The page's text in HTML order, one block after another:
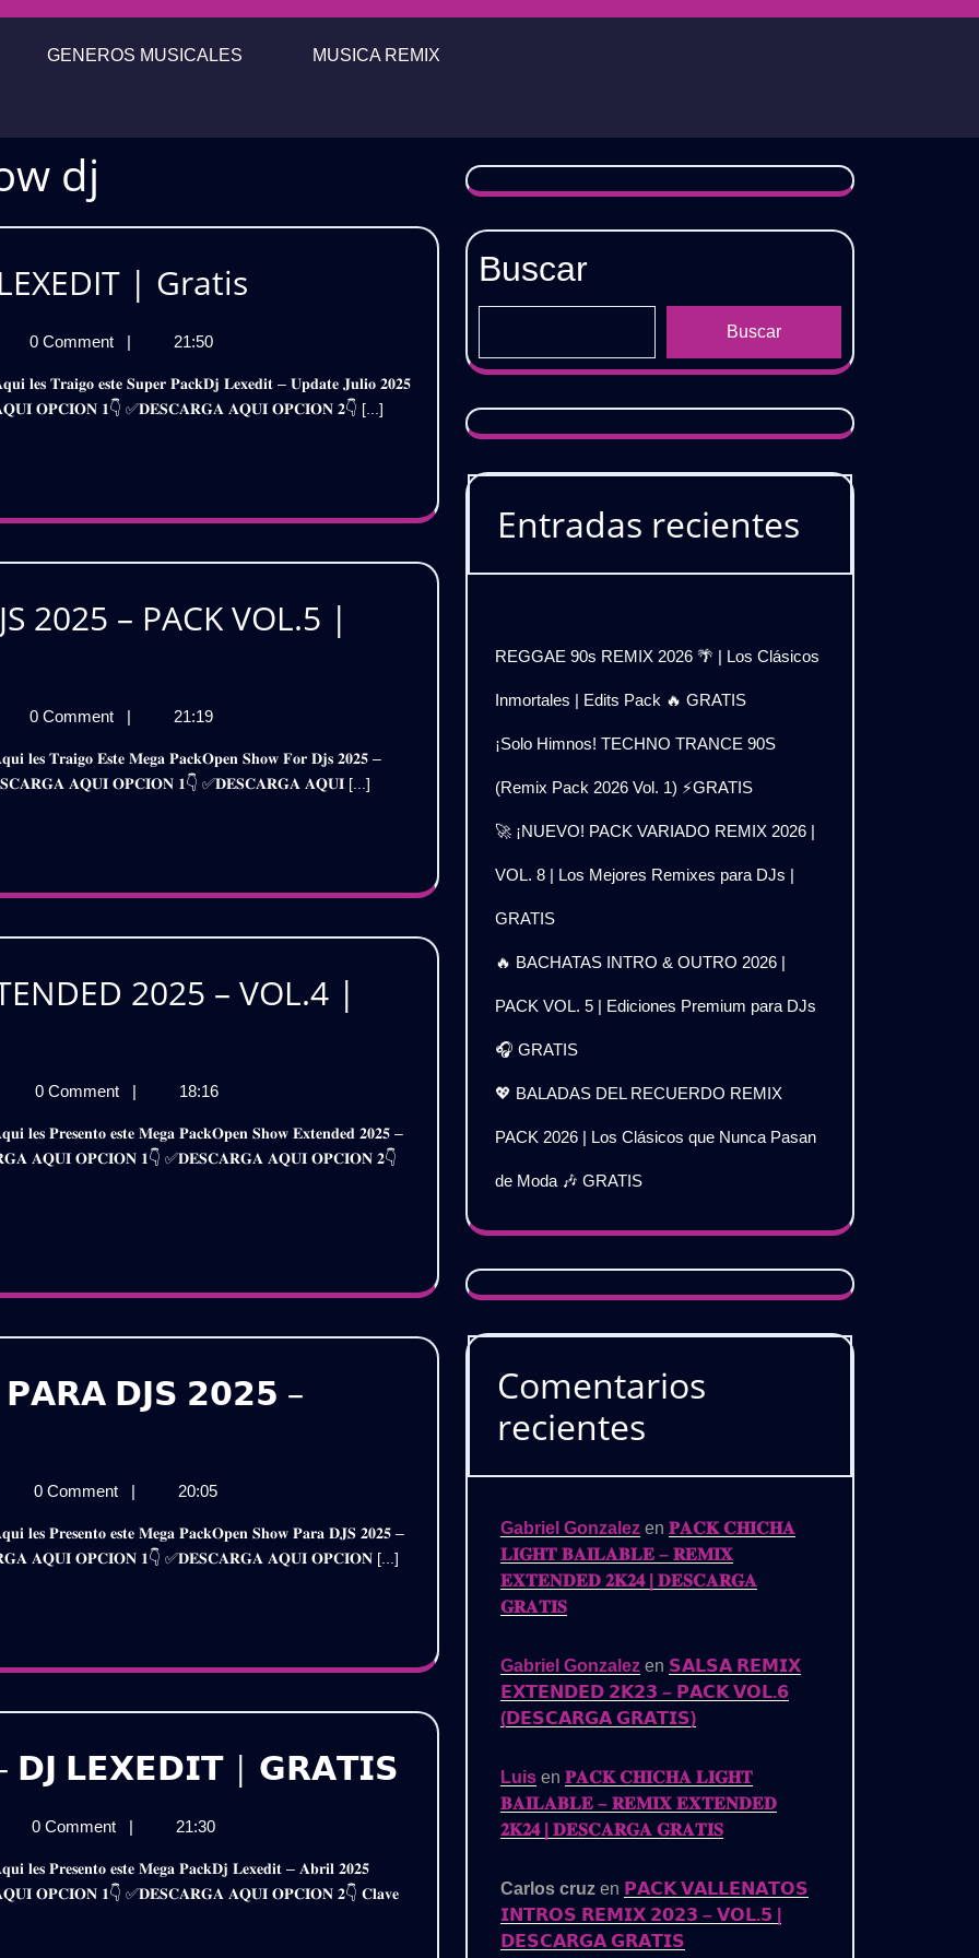
GENEROS MUSICALES MUSICA REMIX
dj
| Gratis
–
|
Gratis
0 Comment | 21:50
𝐀𝐐𝐔𝐈 𝐎𝐏𝐂𝐈𝐎𝐍 𝟏👇 ✅𝐃𝐄𝐒𝐂𝐀𝐑𝐆𝐀 𝐀𝐐𝐔𝐈 𝐎𝐏𝐂𝐈𝐎𝐍 𝟐👇 [...]
2025 – PACK VOL.5 |
0 Comment | 21:19
𝐀𝐐𝐔𝐈 𝐎𝐏𝐂𝐈𝐎𝐍 𝟏👇 ✅𝐃𝐄𝐒𝐂𝐀𝐑𝐆𝐀 𝐀𝐐𝐔𝐈 [...]
2025 – VOL.4 |
0 Comment | 18:16
𝐀𝐐𝐔𝐈 𝐎𝐏𝐂𝐈𝐎𝐍 𝟏👇 ✅𝐃𝐄𝐒𝐂𝐀𝐑𝐆𝐀 𝐀𝐐𝐔𝐈 𝐎𝐏𝐂𝐈𝐎𝐍 𝟐👇
𝗗𝗝𝗦 𝟮𝟬𝟮𝟱 –
0 Comment | 20:05
𝐀𝐐𝐔𝐈 𝐎𝐏𝐂𝐈𝐎𝐍 𝟏👇 ✅𝐃𝐄𝐒𝐂𝐀𝐑𝐆𝐀 𝐀𝐐𝐔𝐈 𝐎𝐏𝐂𝐈𝐎𝐍 [...]
𝗗𝗝 𝗟𝗘𝗫𝗘𝗗𝗜𝗧 | 𝗚𝗥𝗔𝗧𝗜𝗦
𝗔𝗕𝗥𝗜𝗟
–
0 Comment | 21:30
𝐀𝐐𝐔𝐈 𝐎𝐏𝐂𝐈𝐎𝐍 𝟏👇 ✅𝐃𝐄𝐒𝐂𝐀𝐑𝐆𝐀 𝐀𝐐𝐔𝐈 𝐎𝐏𝐂𝐈𝐎𝐍 𝟐👇 𝐂𝐥𝐚𝐯𝐞
Buscar
Buscar
Entradas recientes
REGGAE 90s REMIX 2026 🌴 | Los Clásicos
Inmortales | Edits Pack 🔥 GRATIS
¡Solo Himnos! TECHNO TRANCE 90S
(Remix Pack 2026 Vol. 1) ⚡GRATIS
🚀 ¡NUEVO! PACK VARIADO REMIX 2026 |
VOL. 8 | Los Mejores Remixes para DJs |
GRATIS
🔥 BACHATAS INTRO & OUTRO 2026 |
PACK VOL. 5 | Ediciones Premium para DJs
🎧 GRATIS
💖 BALADAS DEL RECUERDO REMIX
PACK 2026 | Los Clásicos que Nunca Pasan
de Moda 🎶 GRATIS
Comentarios
recientes
Gabriel Gonzalez en 𝐏𝐀𝐂𝐊 𝐂𝐇𝐈𝐂𝐇𝐀
𝐋𝐈𝐆𝐇𝐓 𝐁𝐀𝐈𝐋𝐀𝐁𝐋𝐄 – 𝐑𝐄𝐌𝐈𝐗
𝐄𝐗𝐓𝐄𝐍𝐃𝐄𝐃 𝟐𝐊𝟐𝟒 | 𝐃𝐄𝐒𝐂𝐀𝐑𝐆𝐀
𝐆𝐑𝐀𝐓𝐈𝐒
Gabriel Gonzalez en 𝗦𝗔𝗟𝗦𝗔 𝗥𝗘𝗠𝗜𝗫
𝗘𝗫𝗧𝗘𝗡𝗗𝗘𝗗 𝟮𝗞𝟮𝟯 – 𝗣𝗔𝗖𝗞 𝗩𝗢𝗟.𝟲
(𝗗𝗘𝗦𝗖𝗔𝗥𝗚𝗔 𝗚𝗥𝗔𝗧𝗜𝗦)
Luis en 𝐏𝐀𝐂𝐊 𝐂𝐇𝐈𝐂𝐇𝐀 𝐋𝐈𝐆𝐇𝐓
𝐁𝐀𝐈𝐋𝐀𝐁𝐋𝐄 – 𝐑𝐄𝐌𝐈𝐗 𝐄𝐗𝐓𝐄𝐍𝐃𝐄𝐃
𝟐𝐊𝟐𝟒 | 𝐃𝐄𝐒𝐂𝐀𝐑𝐆𝐀 𝐆𝐑𝐀𝐓𝐈𝐒
Carlos cruz en 𝗣𝗔𝗖𝗞 𝗩𝗔𝗟𝗟𝗘𝗡𝗔𝗧𝗢𝗦
𝗜𝗡𝗧𝗥𝗢𝗦 𝗥𝗘𝗠𝗜𝗫 𝟮𝟬𝟮𝟯 – 𝗩𝗢𝗟.𝟱 |
𝗗𝗘𝗦𝗖𝗔𝗥𝗚𝗔 𝗚𝗥𝗔𝗧𝗜𝗦